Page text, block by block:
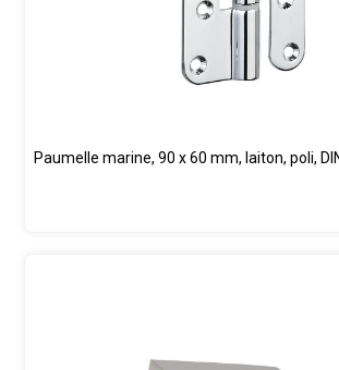
Paumelle marine, 90 x 60 mm, laiton, poli,